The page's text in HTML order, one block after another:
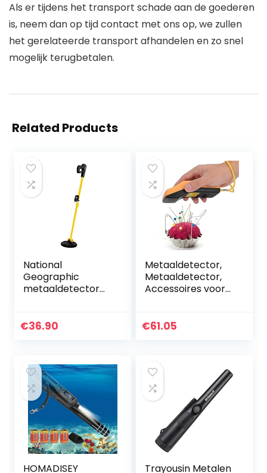
Als er tijdens het transport schade aan de goederen
is, neem dan op tijd contact met ons op, we zullen
het gerelateerde transport afhandelen en zo snel
mogelijk terugbetalen.
Related Products
National
Geographic
metaaldetector
van maximaal 5
€36.90
Metaaldetector,
Metaaldetector,
Accessoires voor
Beveiligingsscanne
€61.05
HOMADISEY
Trayousin Metalen